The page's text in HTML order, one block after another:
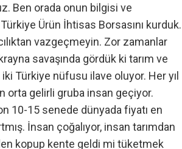
Ben orada onun bilgisi ve
Ürün İhtisas Borsasını kurduk.
vazgeçmeyin. Zor zamanlar
savaşında gördük ki tarım ve
iki Türkiye nüfusu ilave oluyor. Her yıl
orta gelirli gruba insan geçiyor.
10-15 senede dünyada fiyatı en
İnsan çoğalıyor, insan tarımdan
kopup kente geldi mi tüketmek